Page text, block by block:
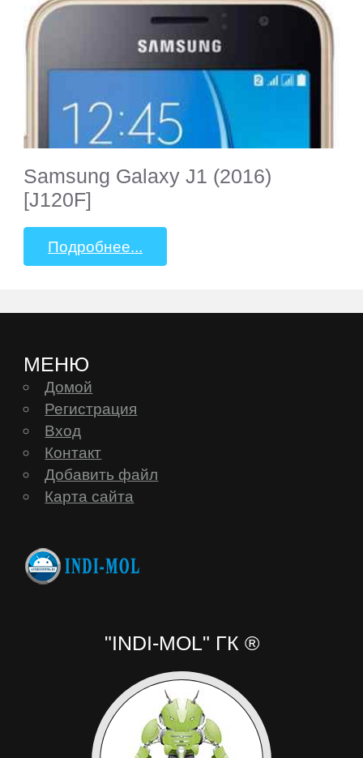
Samsung Galaxy J1 (2016)
[J120F]
Подробнее...
МЕНЮ
Домой
Регистрация
Вход
Контакт
Добавить файл
Карта сайта
"INDI-MOL" ГК ®
Globus
Gmini
Goclever
Google
Highscreen
HP
HTC
Huawei
iconBIT
inch